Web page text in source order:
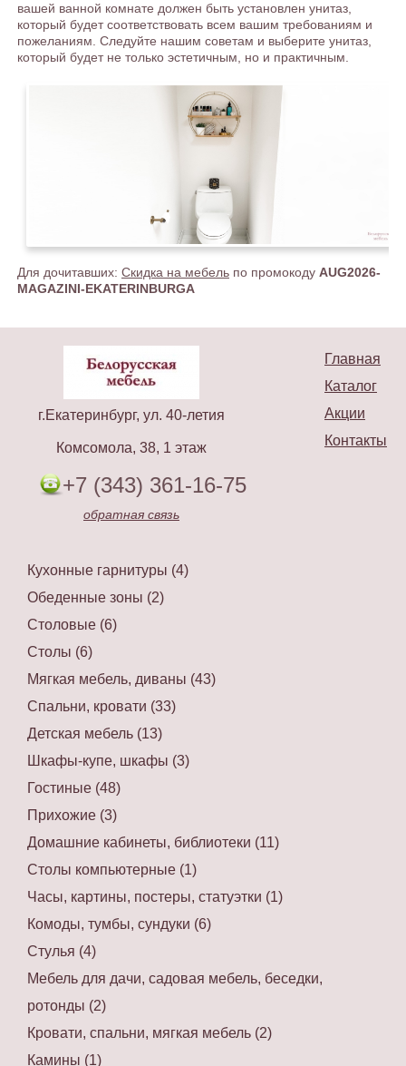
вашей ванной комнате должен быть установлен унитаз,
который будет соответствовать всем вашим требованиям и
пожеланиям. Следуйте нашим советам и выберите унитаз,
который будет не только эстетичным, но и практичным.
Для дочитавших: Скидка на мебель по промокоду AUG2026-
MAGAZINI-EKATERINBURGA
Главная
Каталог
Акции
Контакты
г.Екатеринбург, ул. 40-летия
Комсомола, 38, 1 этаж
+7 (343) 361-16-75
обратная связь
Кухонные гарнитуры (4)
Обеденные зоны (2)
Столовые (6)
Столы (6)
Мягкая мебель, диваны (43)
Спальни, кровати (33)
Детская мебель (13)
Шкафы-купе, шкафы (3)
Гостиные (48)
Прихожие (3)
Домашние кабинеты, библиотеки (11)
Столы компьютерные (1)
Часы, картины, постеры, статуэтки (1)
Комоды, тумбы, сундуки (6)
Стулья (4)
Мебель для дачи, садовая мебель, беседки,
ротонды (2)
Кровати, спальни, мягкая мебель (2)
Камины (1)